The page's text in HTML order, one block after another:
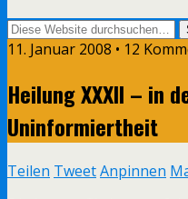
11. Januar 2008 • 12
Heilung XXXII – in
Uninformiertheit
Teilen TweetAnpinnen